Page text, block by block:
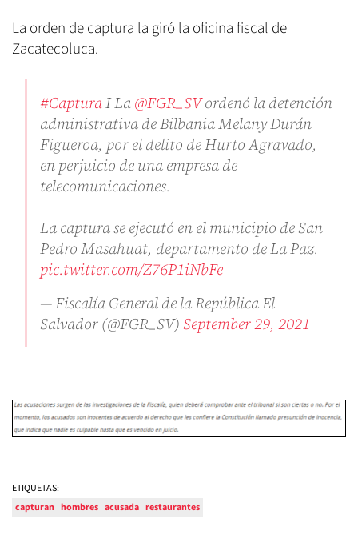
La orden de captura la giró la oficina fiscal de
Zacatecoluca.
#CapturaI La@FGR_SVordenó la detención
administrativa de Bilbania Melany Durán
Figueroa, por el delito de Hurto Agravado,
en perjuicio de una empresa de
telecomunicaciones.
La captura se ejecutó en el municipio de San
Pedro Masahuat, departamento de La Paz.
pic.twitter.com/Z76P1iNbFe
— Fiscalía General de la República El
Salvador (@FGR_SV) September 29, 2021
ETIQUETAS:
capturan hombres acusada restaurantes